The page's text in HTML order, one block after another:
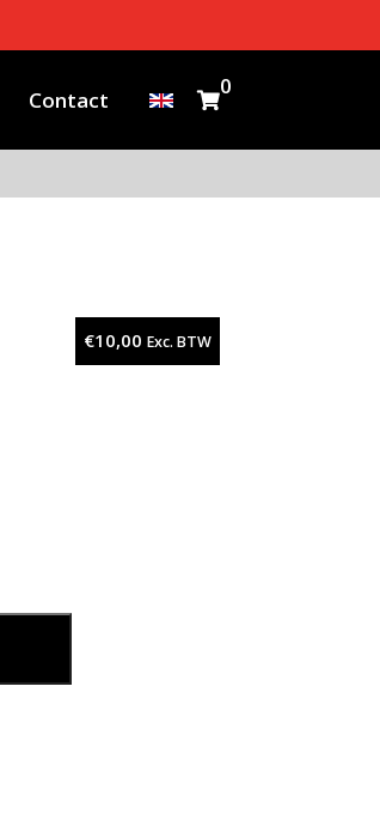
Contact
0
€10,00 Exc. BTW